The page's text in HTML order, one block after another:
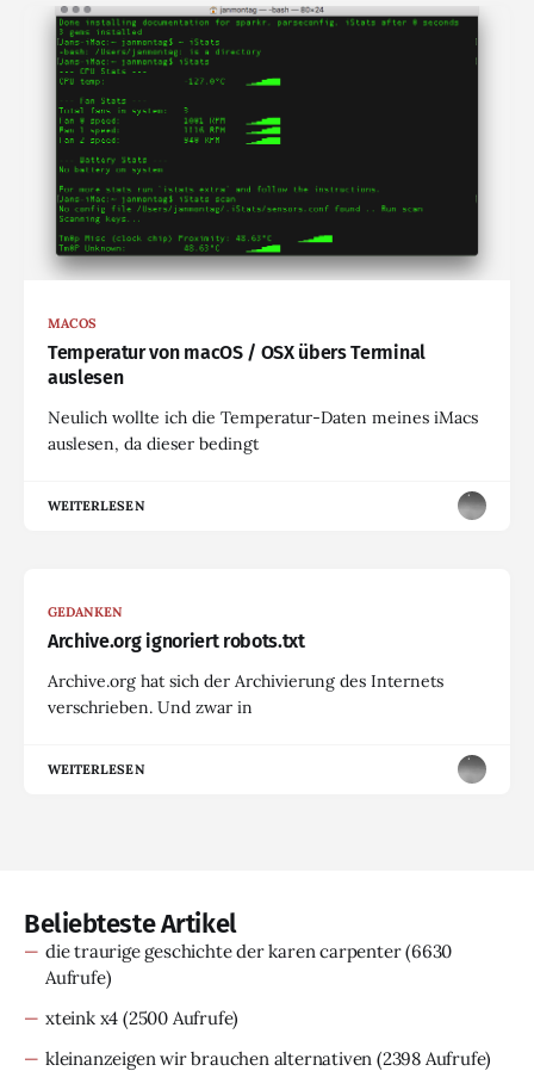
MACOS
Temperatur von macOS / OSX übers Terminal
auslesen
Neulich wollte ich die Temperatur-Daten meines iMacs
auslesen, da dieser bedingt
WEITERLESEN
GEDANKEN
Archive.org ignoriert robots.txt
Archive.org hat sich der Archivierung des Internets
verschrieben. Und zwar in
WEITERLESEN
Beliebteste Artikel
die traurige geschichte der karen carpenter(6630
Aufrufe)
xteink x4 (2500 Aufrufe)
kleinanzeigen wir brauchen alternativen (2398 Aufrufe)